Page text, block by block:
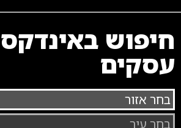
חיפוש באינדקס
עסקים